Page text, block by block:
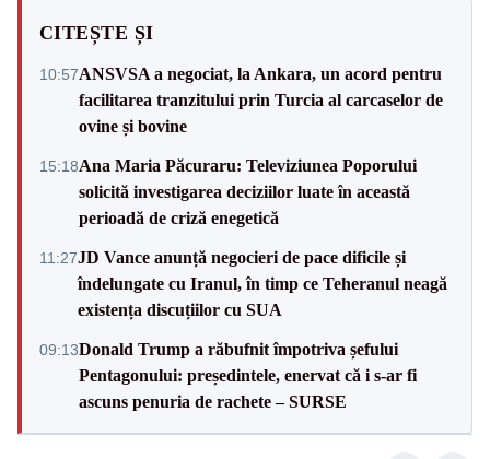
CITEȘTE ȘI
10:57ANSVSA a negociat, la Ankara, un acord pentru
facilitarea tranzitului prin Turcia al carcaselor de
ovine și bovine
15:18Ana Maria Păcuraru: Televiziunea Poporului
solicită investigarea deciziilor luate în această
perioadă de criză enegetică
11:27JD Vance anunță negocieri de pace dificile și
îndelungate cu Iranul, în timp ce Teheranul neagă
existența discuțiilor cu SUA
09:13Donald Trump a răbufnit împotriva șefului
Pentagonului: președintele, enervat că i s-ar fi
ascuns penuria de rachete – SURSE